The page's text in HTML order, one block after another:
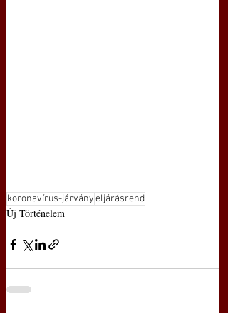
koronavírus-járványeljárásrend
Új Történelem